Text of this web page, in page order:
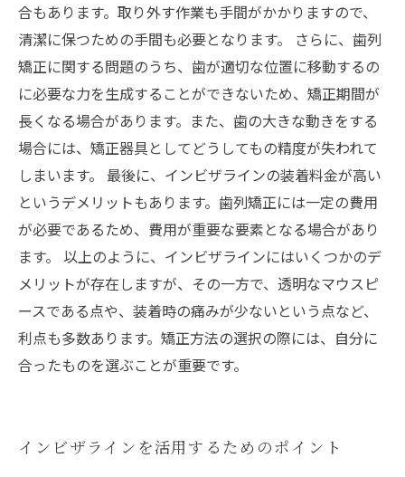
合もあります。取り外す作業も手間がかかりますので、
清潔に保つための手間も必要となります。 さらに、歯列
矯正に関する問題のうち、歯が適切な位置に移動するの
に必要な力を生成することができないため、矯正期間が
長くなる場合があります。また、歯の大きな動きをする
場合には、矯正器具としてどうしてもの精度が失われて
しまいます。 最後に、インビザラインの装着料金が高い
というデメリットもあります。歯列矯正には一定の費用
が必要であるため、費用が重要な要素となる場合があり
ます。 以上のように、インビザラインにはいくつかのデ
メリットが存在しますが、その一方で、透明なマウスピ
ースである点や、装着時の痛みが少ないという点など、
利点も多数あります。矯正方法の選択の際には、自分に
合ったものを選ぶことが重要です。
インビザラインを活用するためのポイント